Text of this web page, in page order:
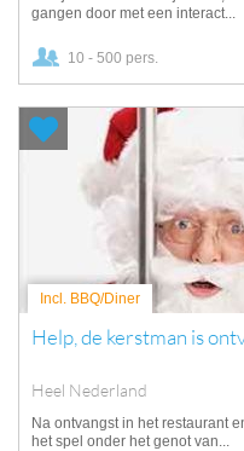
gangen door met een interact...
10 - 500 pers.
Incl. BBQ/Diner
Help, de kerstman is
Heel Nederland
Na ontvangst in het restaurant
het spel onder het genot van...